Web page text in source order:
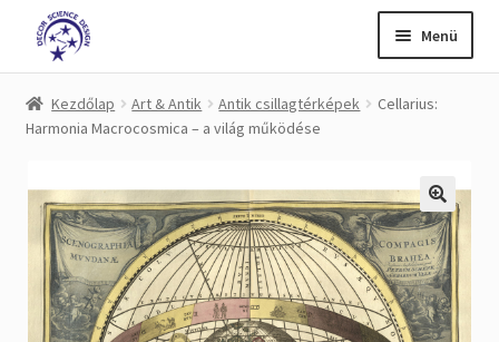
Ugrás
navigációhoz
Kilépés
tartalomba
Menü
Kezdőlap
Adatvédelem
Fizetés
Impresszum
Kezdőlap Art & Antik Antik csillagtérképek
Cellarius:
Harmonia Macrocosmica – a világ működése